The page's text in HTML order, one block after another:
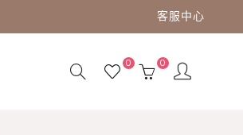
客服中心
0 0